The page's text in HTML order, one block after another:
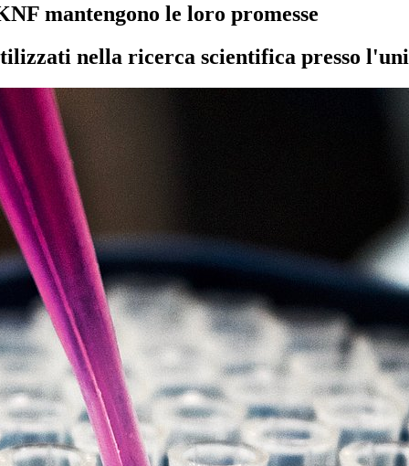
mantengono le loro promesse
nella ricerca scientifica presso